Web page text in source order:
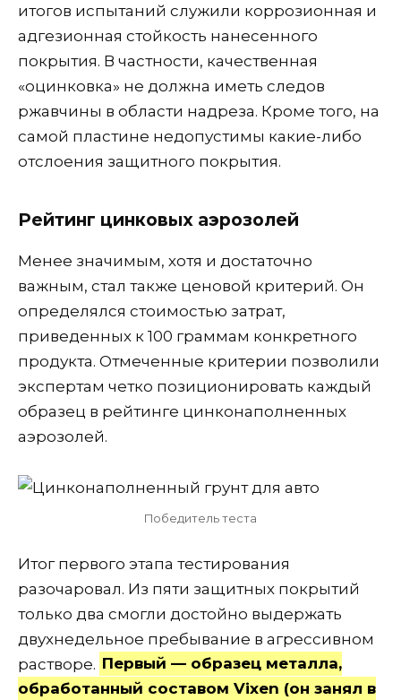
итогов испытаний служили коррозионная и
адгезионная стойкость нанесенного
покрытия. В частности, качественная
«оцинковка» не должна иметь следов
ржавчины в области надреза. Кроме того, на
самой пластине недопустимы какие-либо
отслоения защитного покрытия.
Рейтинг цинковых аэрозолей
Менее значимым, хотя и достаточно
важным, стал также ценовой критерий. Он
определялся стоимостью затрат,
приведенных к 100 граммам конкретного
продукта. Отмеченные критерии позволили
экспертам четко позиционировать каждый
образец в рейтинге цинконаполненных
аэрозолей.
Победитель теста
Итог первого этапа тестирования
разочаровал. Из пяти защитных покрытий
только два смогли достойно выдержать
двухнедельное пребывание в агрессивном
растворе. Первый — образец металла,
обработанный составом Vixen (он занял в